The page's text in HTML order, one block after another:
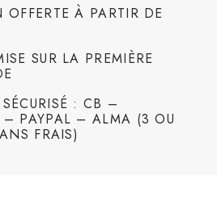
OFFERTE À PARTIR DE
SUR LA PREMIÈRE
: CB –
– PAYPAL – ALMA (3 OU
FRAIS)